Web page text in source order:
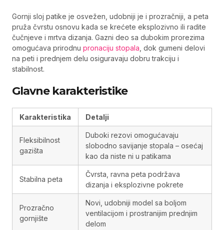
Gornji sloj patike je osvežen, udobniji je i prozračniji, a peta
pruža čvrstu osnovu kada se krećete eksplozivno ili radite
čučnjeve i mrtva dizanja. Gazni deo sa dubokim prorezima
omogućava prirodnu pronaciju stopala , dok gumeni delovi
na peti i prednjem delu osiguravaju dobru trakciju i
stabilnost.
Glavne karakteristike
Karakteristika Detalji
Fleksibilnost
gazišta
Duboki rezovi omogućavaju
slobodno savijanje stopala – osećaj
kao da niste ni u patikama
Stabilna peta
Čvrsta, ravna peta podržava
dizanja i eksplozivne pokrete
Prozračno
gornjište
Novi, udobniji model sa boljom
ventilacijom i prostranijim prednjim
delom